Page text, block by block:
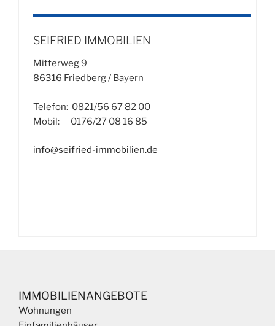
SEIFRIED IMMOBILIEN
Mitterweg 9
86316 Friedberg / Bayern
Telefon: 0821/56 67 82 00
Mobil: 0176/27 08 16 85
info@seifried-immobilien.de
IMMOBILIENANGEBOTE
Wohnungen